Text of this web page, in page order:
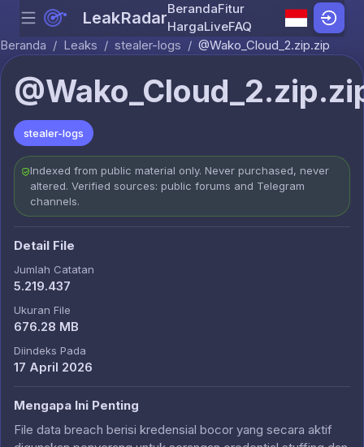
Skip to content
Menu LeakRadarBerandaFitur
HargaLiveFAQ
Beranda / Leaks / stealer-logs / @Wako_Cloud_2.zip.zip
stealer-logs
Indexed from public material only. Never purchased, never
altered. Verified sources: public forums and Telegram
channels.
Detail File
Jumlah Catatan
5.219.437
Ukuran File
676.28 MB
Diindeks Pada
17 April 2026
Mengapa Ini Penting
File data breach berisi kredensial bocor yang secara aktif